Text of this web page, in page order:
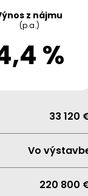
z nájmu
(p.a.)
%
33 120
Vo
220 800